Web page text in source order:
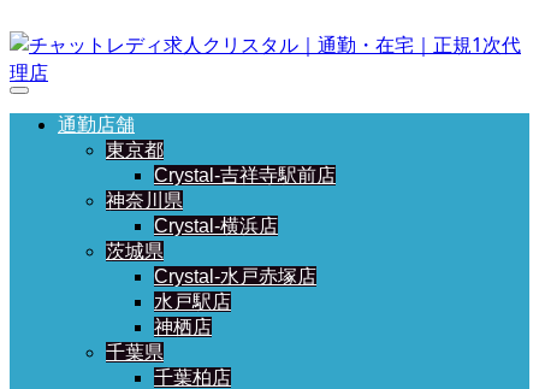
通勤店舗
東京都
Crystal-吉祥寺駅前店
神奈川県
Crystal-横浜店
茨城県
Crystal-水戸赤塚店
水戸駅店
神栖店
千葉県
千葉柏店